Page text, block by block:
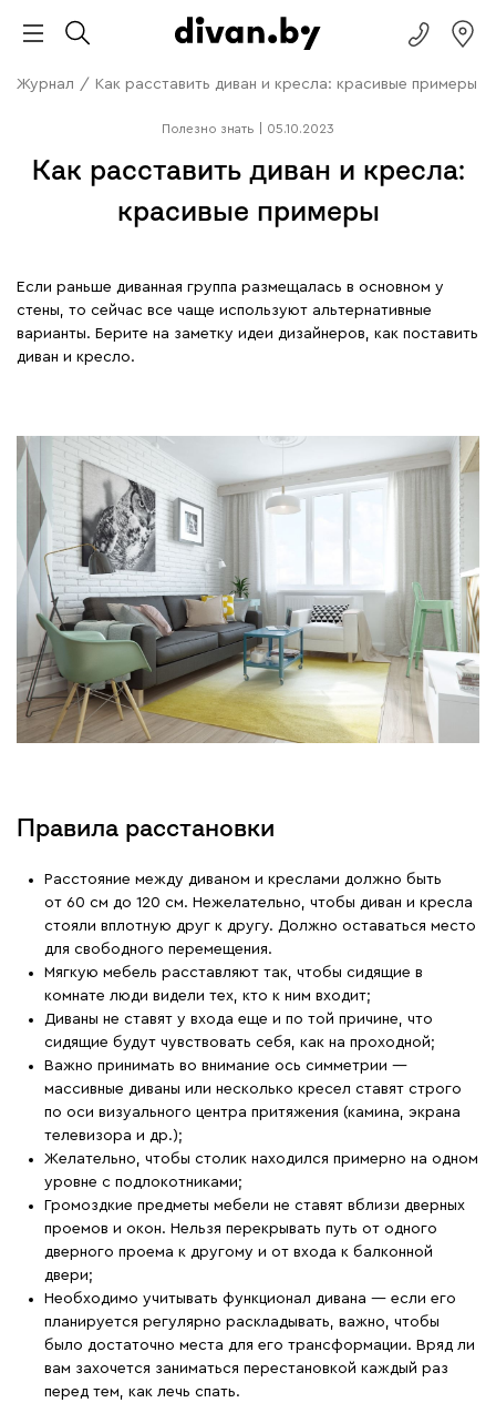
Журнал / Как расставить диван и кресла: красивые примеры
Полезно знать 05.10.2023
Как расставить диван и кресла:
красивые примеры
Если раньше диванная группа размещалась в основном у
стены, то сейчас все чаще используют альтернативные
варианты. Берите на заметку идеи дизайнеров, как поставить
диван и кресло.
Правила расстановки
Расстояние между диваном и креслами должно быть
от 60 см до 120 см. Нежелательно, чтобы диван и кресла
стояли вплотную друг к другу. Должно оставаться место
для свободного перемещения.
Мягкую мебель расставляют так, чтобы сидящие в
комнате люди видели тех, кто к ним входит;
Диваны не ставят у входа еще и по той причине, что
сидящие будут чувствовать себя, как на проходной;
Важно принимать во внимание ось симметрии —
массивные диваны или несколько кресел ставят строго
по оси визуального центра притяжения (камина, экрана
телевизора и др.);
Желательно, чтобы столик находился примерно на одном
уровне с подлокотниками;
Громоздкие предметы мебели не ставят вблизи дверных
проемов и окон. Нельзя перекрывать путь от одного
дверного проема к другому и от входа к балконной
двери;
Необходимо учитывать функционал дивана — если его
планируется регулярно раскладывать, важно, чтобы
было достаточно места для его трансформации. Вряд ли
вам захочется заниматься перестановкой каждый раз
перед тем, как лечь спать.